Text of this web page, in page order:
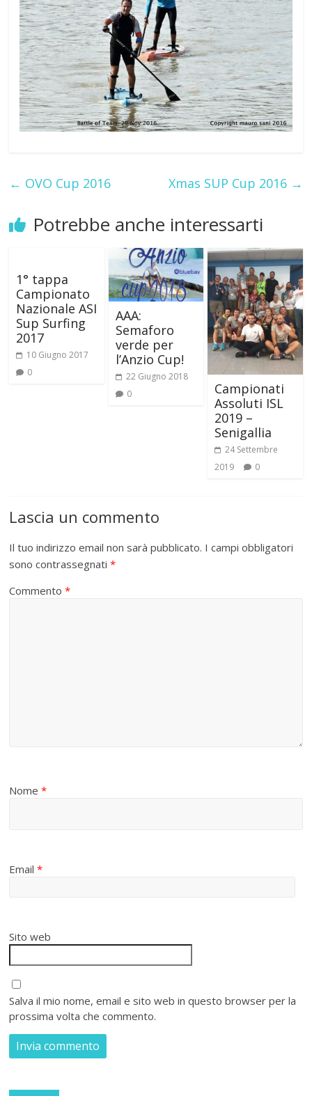
← OVO Cup 2016 Xmas SUP Cup 2016 →
Potrebbe anche interessarti
1° tappa
Campionato
Nazionale ASI
Sup Surfing
2017
10 Giugno 2017
0
AAA:
Semaforo
verde per
l’Anzio Cup!
22 Giugno 2018
0
Campionati
Assoluti ISL
2019 –
Senigallia
24 Settembre
2019
0
Lascia un commento
Il tuo indirizzo email non sarà pubblicato. I campi obbligatori
sono contrassegnati*
Commento*
Nome*
Email*
Sito web
Salva il mio nome, email e sito web in questo browser per la
prossima volta che commento.